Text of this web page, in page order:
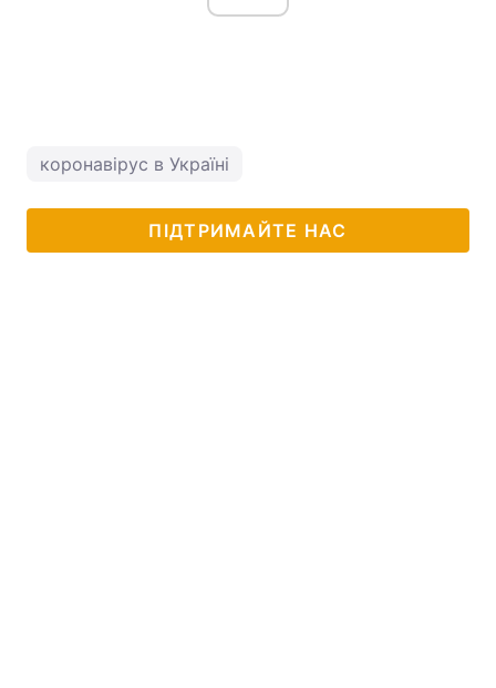
коронавірус в Україні
ПІДТРИМАЙТЕ НАС